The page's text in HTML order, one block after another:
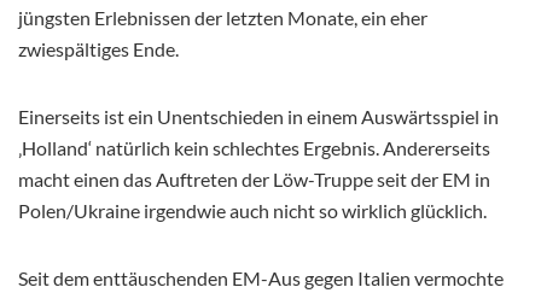
jüngsten Erlebnissen der letzten Monate, ein eher
zwiespältiges Ende.
Einerseits ist ein Unentschieden in einem Auswärtsspiel in
‚Holland‘ natürlich kein schlechtes Ergebnis. Andererseits
macht einen das Auftreten der Löw-Truppe seit der EM in
Polen/Ukraine irgendwie auch nicht so wirklich glücklich.
Seit dem enttäuschenden EM-Aus gegen Italien vermochte